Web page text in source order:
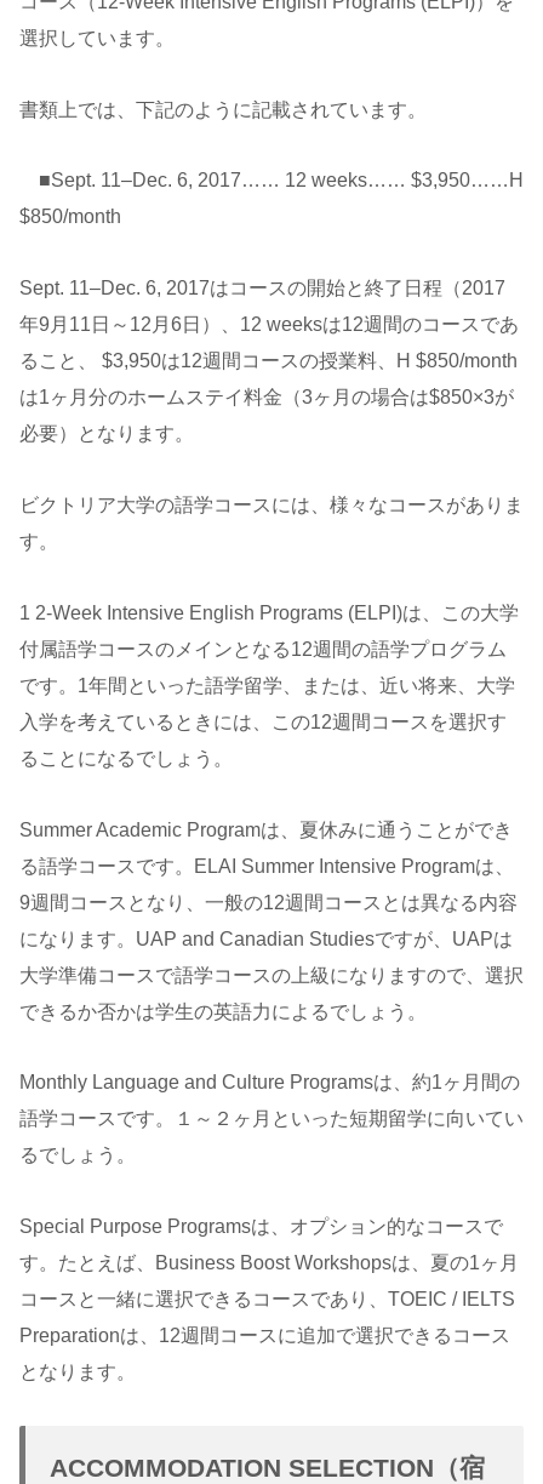
選択しています。
書類上では、下記のように記載されています。
■Sept. 11–Dec. 6, 2017…… 12 weeks…… $3,950……H
$850/month
Sept. 11–Dec. 6, 2017はコースの開始と終了日程（2017
年9月11日～12月6日）、12 weeksは12週間のコースであ
ること、 $3,950は12週間コースの授業料、H $850/month
は1ヶ月分のホームステイ料金（3ヶ月の場合は$850×3が
必要）となります。
ビクトリア大学の語学コースには、様々なコースがありま
す。
1 2-Week Intensive English Programs (ELPI)は、この大学
付属語学コースのメインとなる12週間の語学プログラム
です。1年間といった語学留学、または、近い将来、大学
入学を考えているときには、この12週間コースを選択す
ることになるでしょう。
Summer Academic Programは、夏休みに通うことができ
る語学コースです。ELAI Summer Intensive Programは、
9週間コースとなり、一般の12週間コースとは異なる内容
になります。UAP and Canadian Studiesですが、UAPは
大学準備コースで語学コースの上級になりますので、選択
できるか否かは学生の英語力によるでしょう。
Monthly Language and Culture Programsは、約1ヶ月間の
語学コースです。１～２ヶ月といった短期留学に向いてい
るでしょう。
Special Purpose Programsは、オプション的なコースで
す。たとえば、Business Boost Workshopsは、夏の1ヶ月
コースと一緒に選択できるコースであり、TOEIC / IELTS
Preparationは、12週間コースに追加で選択できるコース
となります。
ACCOMMODATION SELECTION（宿